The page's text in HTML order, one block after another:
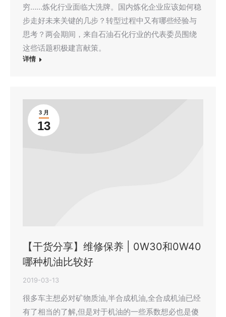
穷……炼化行业面临大洗牌。国内炼化企业应该如何稳
步走好未来关键的几步？转型过程中又有哪些经验与
思考？两会期间，来自石油石化行业的代表委员围绕
这些话题积极建言献策。
详情
3 月
13
【干货分享】维修保养 | 0W30和0W40
哪种机油比较好
2019-03-13
很多车主想必对矿物质油,半合成机油,全合成机油已经
有了相当的了解,但是对于机油的一些系数想必也是傻